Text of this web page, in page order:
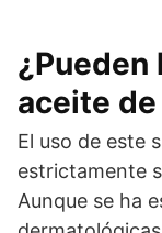
¿Pueden
aceite
El uso de este
estrictamente
Aunque se ha